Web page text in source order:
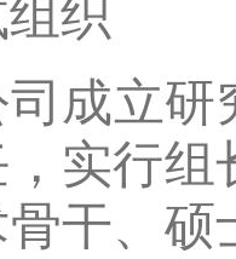
织
司成立
实行
干、